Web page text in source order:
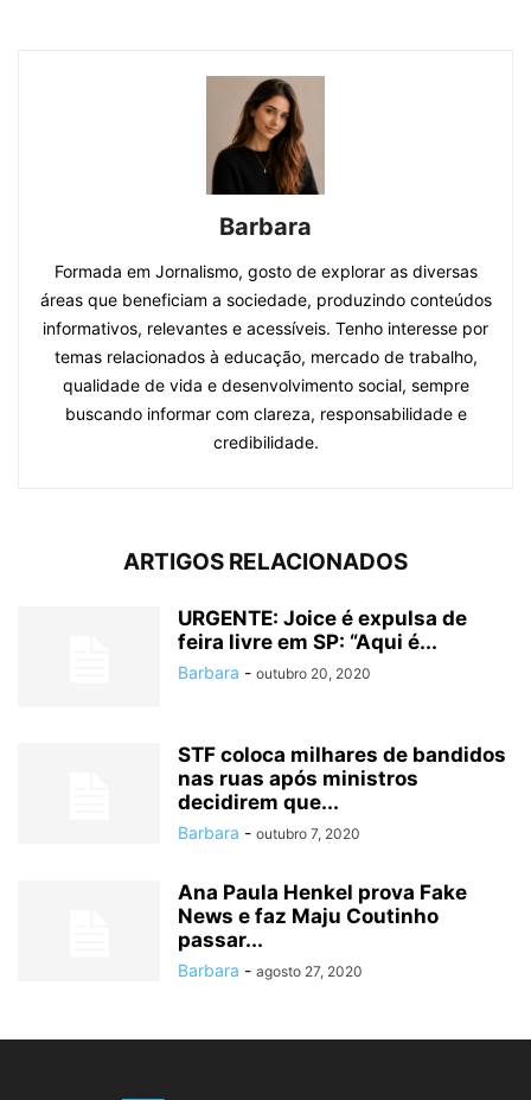
Barbara
Formada em Jornalismo, gosto de explorar as diversas
áreas que beneficiam a sociedade, produzindo conteúdos
informativos, relevantes e acessíveis. Tenho interesse por
temas relacionados à educação, mercado de trabalho,
qualidade de vida e desenvolvimento social, sempre
buscando informar com clareza, responsabilidade e
credibilidade.
ARTIGOS RELACIONADOS
URGENTE: Joice é expulsa de
feira livre em SP: “Aqui é...
Barbara - outubro 20, 2020
STF coloca milhares de bandidos
nas ruas após ministros
decidirem que...
Barbara - outubro 7, 2020
Ana Paula Henkel prova Fake
News e faz Maju Coutinho
passar...
Barbara - agosto 27, 2020